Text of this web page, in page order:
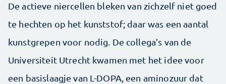
De actieve niercellen bleken van zichzelf niet goed
te hechten op het kunststof; daar was een aantal
kunstgrepen voor nodig. De collega’s van de
Universiteit Utrecht kwamen met het idee voor
een basislaagje van L-DOPA, een aminozuur dat